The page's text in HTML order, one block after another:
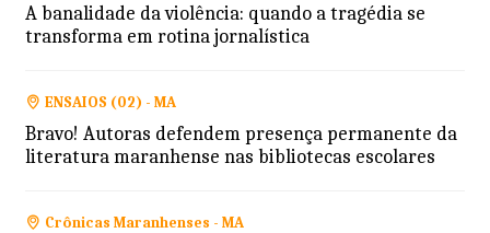
A banalidade da violência: quando a tragédia se
transforma em rotina jornalística
ENSAIOS (02) - MA
Bravo! Autoras defendem presença permanente da
literatura maranhense nas bibliotecas escolares
Crônicas Maranhenses - MA